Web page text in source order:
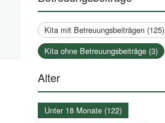
Kita mit Betreuungsbeiträgen (125)
Kita ohne Betreuungsbeiträge (3)
Alter
Unter 18 Monate (122)